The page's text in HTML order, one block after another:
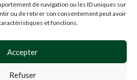
de navigation ou les ID uniques sur
ou de retirer son consentement peut avoir
et fonctions.
Accepter
Refuser
MENTION
LÉGALES
CGV
PARTENAIRES